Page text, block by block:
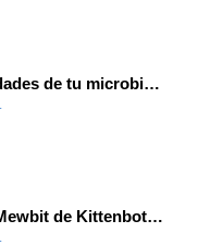
Utiliza las posibilidades de tu microbit programando com MakeCode para medir temperatura y nivel de luz con Datalogger
Utiliza la consola Mewbit de Kittenbot para llevar tus juegos arcade de MakeCode a tu mano